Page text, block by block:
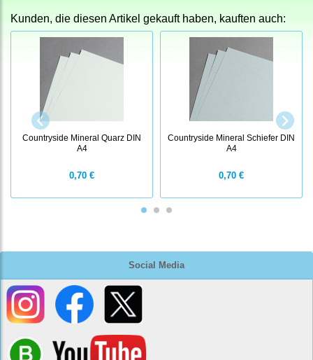
Social Media
Kunden, die diesen Artikel gekauft haben, kauften auch:
Countryside Mineral Quarz DIN
A4
0,70 €
Countryside Mineral Schiefer DIN
A4
0,70 €